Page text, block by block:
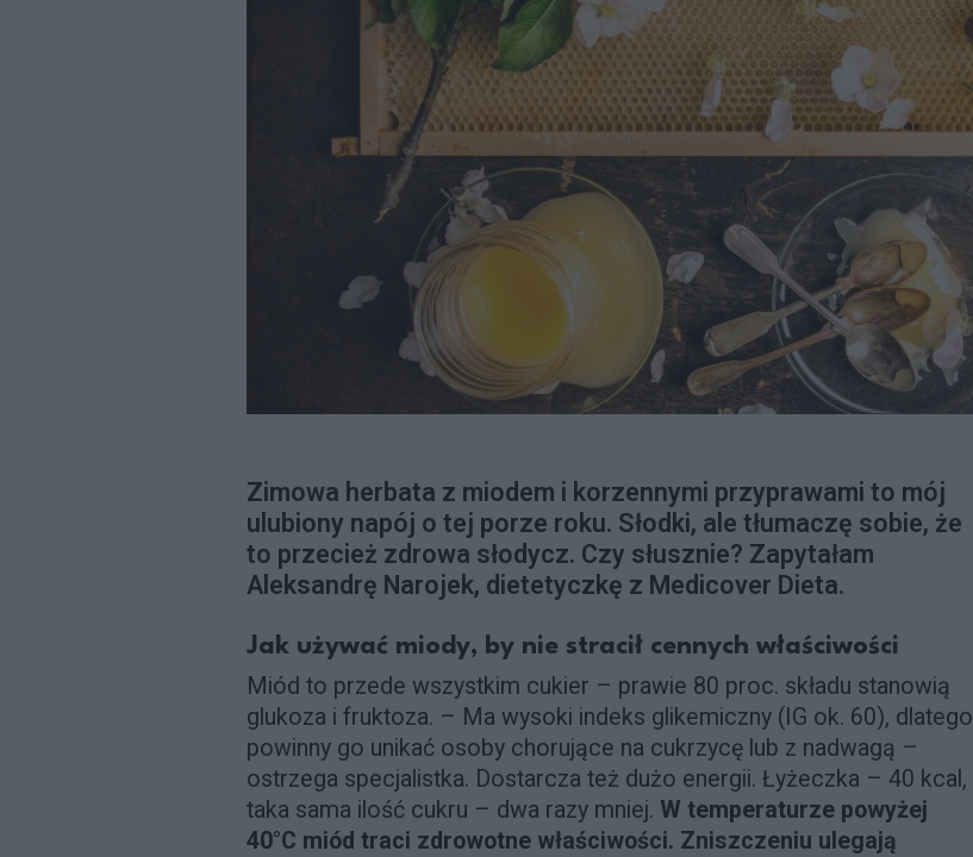
Zimowa herbata z miodem i korzennymi przyprawami to mój
ulubiony napój o tej porze roku. Słodki, ale tłumaczę sobie, że
to przecież zdrowa słodycz. Czy słusznie? Zapytałam
Aleksandrę Narojek, dietetyczkę z Medicover Dieta.
Jak używać miody, by nie stracił cennych właściwości
Miód to przede wszystkim cukier – prawie 80 proc. składu stanowią
glukoza i fruktoza. – Ma wysoki indeks glikemiczny (IG ok. 60), dlatego
powinny go unikać osoby chorujące na cukrzycę lub z nadwagą –
ostrzega specjalistka. Dostarcza też dużo energii. Łyżeczka – 40 kcal,
taka sama ilość cukru – dwa razy mniej. W temperaturze powyżej
40°C miód traci zdrowotne właściwości. Zniszczeniu ulegają